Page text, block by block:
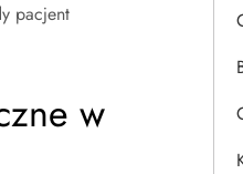
pacjent
w